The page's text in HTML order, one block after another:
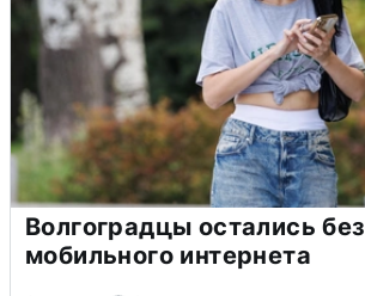
Волгоградцы остались без
мобильного интернета